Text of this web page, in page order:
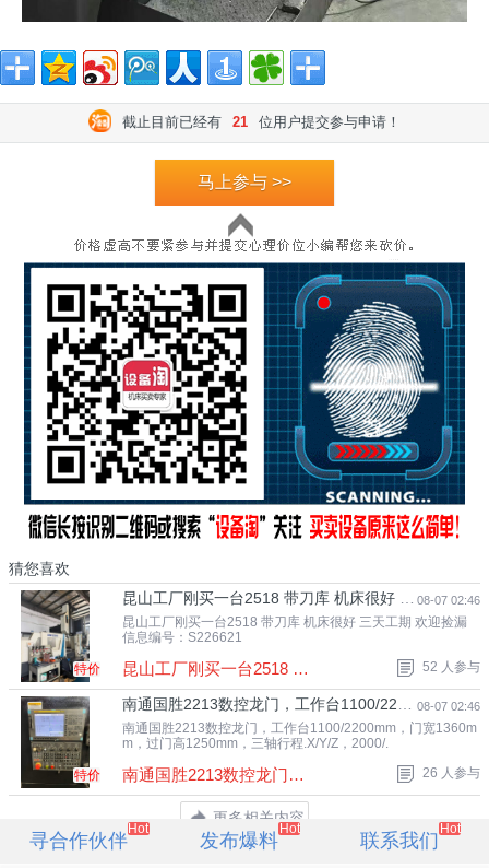
截止目前已经有 21 位用户提交参与申请！
马上参与 >>
猜您喜欢
特价
08-07 02:46
昆山工厂刚买一台2518 带刀库 机床很好 三天工期 欢迎.
昆山工厂刚买一台2518 带刀库 机床很好 三天工期 欢迎捡漏
信息编号：S226621
昆山工厂刚买一台2518 带刀库 机床很好 三. 52 人参与
特价
08-07 02:46
南通国胜2213数控龙门，工作台1100/2200mm，门宽1360m.
南通国胜2213数控龙门，工作台1100/2200mm，门宽1360m
m，过门高1250mm，三轴行程.X/Y/Z，2000/.
南通国胜2213数控龙门，工作台1100/2200mm. 26 人参与
更多相关内容
网友评论
寻合作伙伴
Hot
发布爆料
Hot
联系我们
Hot